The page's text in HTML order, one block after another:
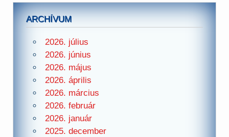
ARCHÍVUM
2026. július
2026. június
2026. május
2026. április
2026. március
2026. február
2026. január
2025. december